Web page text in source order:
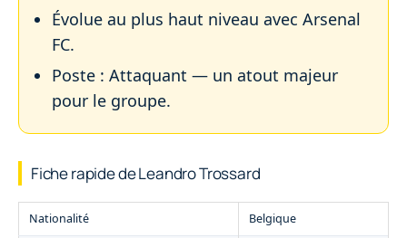
Évolue au plus haut niveau avec Arsenal
FC.
Poste : Attaquant — un atout majeur
pour le groupe.
Fiche rapide de Leandro Trossard
Nationalité Belgique